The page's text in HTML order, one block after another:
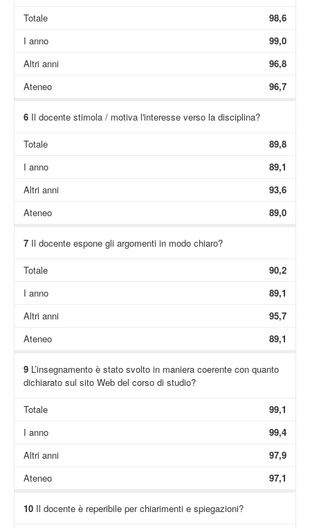
Totale
98,6
I anno
99,0
Altri anni
96,8
Ateneo
96,7
6Il docente stimola / motiva l'interesse verso la disciplina?
Totale
89,8
I anno
89,1
Altri anni
93,6
Ateneo
89,0
7Il docente espone gli argomenti in modo chiaro?
Totale
90,2
I anno
89,1
Altri anni
95,7
Ateneo
89,1
9L’insegnamento è stato svolto in maniera coerente con quanto
dichiarato sul sito Web del corso di studio?
Totale
99,1
I anno
99,4
Altri anni
97,9
Ateneo
97,1
10Il docente è reperibile per chiarimenti e spiegazioni?